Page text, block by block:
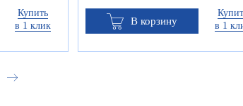
Купить
в 1 клик
В корзину
в 1